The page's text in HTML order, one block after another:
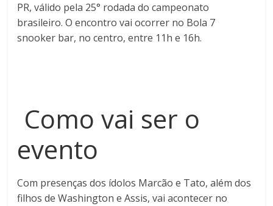
PR, válido pela 25° rodada do campeonato
brasileiro. O encontro vai ocorrer no Bola 7
snooker bar, no centro, entre 11h e 16h.
Como vai ser o
evento
Com presenças dos ídolos Marcão e Tato, além dos
filhos de Washington e Assis, vai acontecer no